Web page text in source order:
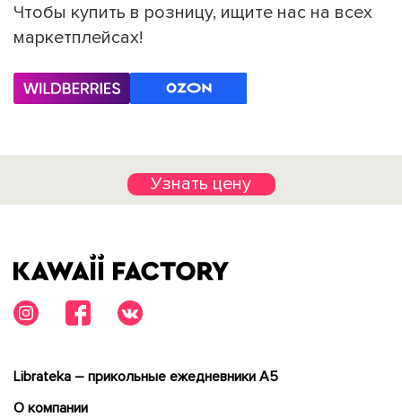
Чтобы купить в розницу, ищите нас на всех
маркетплейсах!
Узнать цену
Librateka – прикольные ежедневники А5
О компании